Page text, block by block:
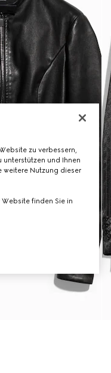
zu verbessern,
und Ihnen
weitere Nutzung dieser
finden Sie in